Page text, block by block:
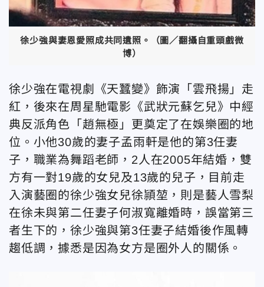
徐少強與妻恩愛照成共同遺照。（圖／翻攝自重頭戲微
博）
徐少強在電視劇《天蠶變》飾演「雲飛揚」走
紅，後來在周星馳電影《武狀元蘇乞兒》中經
典反派角色「趙無極」更奠定了在娛樂圈的地
位。小他30歲的妻子孟雨軒是他的第3任妻
子，職業為舞蹈老師，2人在2005年結婚，雙
方有一對19歲的女兒及13歲的兒子，目前走
入演藝圈的徐少強女兒徐頴堃，則是藝人雪梨
在徐未與第二任妻子何淑寬離婚時，誤當第三
者生下的，徐少強與第3任妻子結婚後作風轉
趨低調，據悉是因為女方是圈外人的關係。